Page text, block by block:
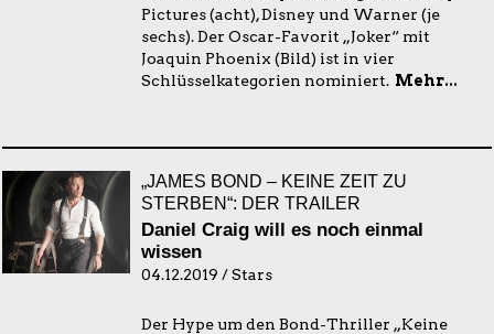
Pictures (acht), Disney und Warner (je
sechs). Der Oscar-Favorit „Joker“ mit
Joaquin Phoenix (Bild) ist in vier
Schlüsselkategorien nominiert. Mehr...
„JAMES BOND – KEINE ZEIT ZU
STERBEN“: DER TRAILER
Daniel Craig will es noch einmal
wissen
04.12.2019 / Stars
Der Hype um den Bond-Thriller „Keine